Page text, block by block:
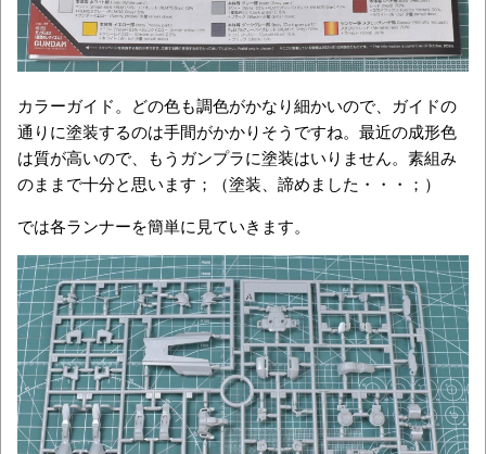
カラーガイド。どの色も調色がかなり細かいので、ガイドの
通りに塗装するのは手間がかかりそうですね。最近の成形色
は質が高いので、もうガンプラに塗装はいりません。素組み
のままで十分と思います；（塗装、諦めました・・・；）
では各ランナーを簡単に見ていきます。